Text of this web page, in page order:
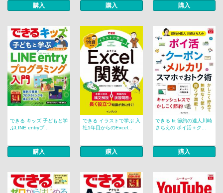
購入 購入 購入
できる キッズ 子どもと学
ぶLINE entryプ...
購入
できる イラストで学ぶ 入
社1年目からのExcel...
購入
できる fit 節約の達人川崎
さちえの ポイ活＋ク...
購入